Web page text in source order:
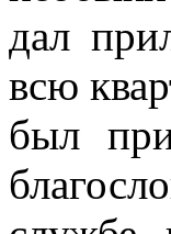
дал
всю
был